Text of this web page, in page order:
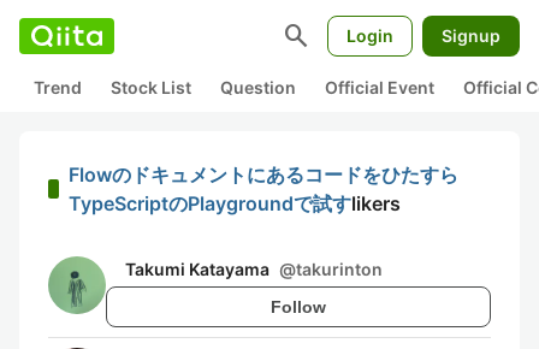
search Login Signup
Trend Stock List Question Official Event Official
Flowのドキュメントにあるコードをひたすら
TypeScriptのPlaygroundで試すlikers
Takumi Katayama @takurinton
Follow